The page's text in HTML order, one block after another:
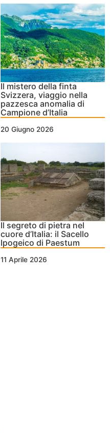
Il mistero della finta
Svizzera, viaggio nella
pazzesca anomalia di
Campione d’Italia
20 Giugno 2026
Il segreto di pietra nel
cuore d’Italia: il Sacello
Ipogeico di Paestum
11 Aprile 2026